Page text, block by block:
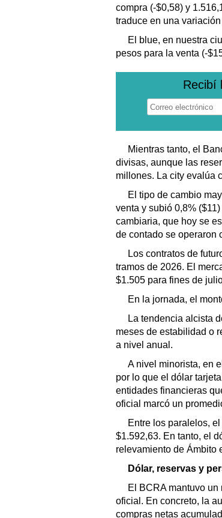
compra (-$0,58) y
traduce en una
El blue, en nuestra
pesos para la venta (-
Recibí
Mientras tanto, el
divisas, aunque las
millones. La city evalúa
El tipo de cambio
venta y subió 0,8%
cambiaria, que hoy se
de contado se operaron
Los contratos de
tramos de 2026. El
$1.505 para fines de
En la jornada, el
La tendencia alcista
meses de estabilidad o
a nivel anual.
A nivel minorista, en
por lo que el dólar
entidades financieras
oficial marcó un
Entre los paralelos,
$1.592,63. En tanto, el
relevamiento de Ámbito
Dólar, reservas y
El BCRA mantuvo
oficial. En concreto, la
compras netas